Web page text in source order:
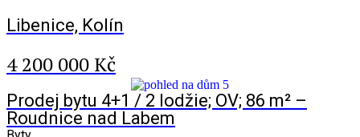
Libenice, Kolín
4 200 000 Kč
Prodej bytu 4+1 / 2 lodžie; OV; 86 m² –
Roudnice nad Labem